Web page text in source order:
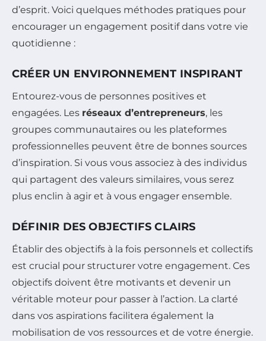
d’esprit. Voici quelques méthodes pratiques pour
encourager un engagement positif dans votre vie
quotidienne :
CRÉER UN ENVIRONNEMENT INSPIRANT
Entourez-vous de personnes positives et
engagées. Les réseaux d’entrepreneurs, les
groupes communautaires ou les plateformes
professionnelles peuvent être de bonnes sources
d’inspiration. Si vous vous associez à des individus
qui partagent des valeurs similaires, vous serez
plus enclin à agir et à vous engager ensemble.
DÉFINIR DES OBJECTIFS CLAIRS
Établir des objectifs à la fois personnels et collectifs
est crucial pour structurer votre engagement. Ces
objectifs doivent être motivants et devenir un
véritable moteur pour passer à l’action. La clarté
dans vos aspirations facilitera également la
mobilisation de vos ressources et de votre énergie.